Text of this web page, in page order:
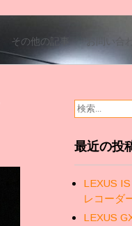
その他の記事 お問い合わ
最近の投
LEXUS
レコーダ
LEXUS